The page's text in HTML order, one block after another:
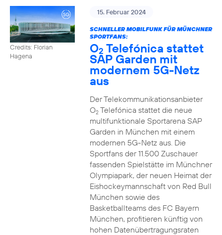
Credits: Florian
Hagena
15. Februar 2024
SCHNELLER MOBILFUNK FÜR MÜNCHNER
SPORTFANS:
O2 Telefónica stattet
SAP Garden mit
modernem 5G-Netz
aus
Der Telekommunikationsanbieter
O2Telefónica stattet die neue
multifunktionale Sportarena SAP
Garden in München mit einem
modernen 5G-Netz aus. Die
Sportfans der 11.500 Zuschauer
fassenden Spielstätte im Münchner
Olympiapark, der neuen Heimat der
Eishockeymannschaft von Red Bull
München sowie des
Basketballteams des FC Bayern
München, profitieren künftig von
hohen Datenübertragungsraten